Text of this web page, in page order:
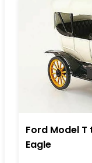
Ford Model T
Eagle